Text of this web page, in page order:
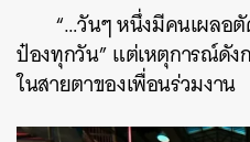
“…วันๆ หนึ่งมีคนเผลอ
ป๋องทุกวัน” แต่เหตุการณ์ดัง
ในสายตาของเพื่อนร่วมงาน